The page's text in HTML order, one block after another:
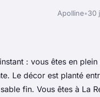
Apolline•30
: vous êtes en
Le décor est planté
fin. Vous êtes à La